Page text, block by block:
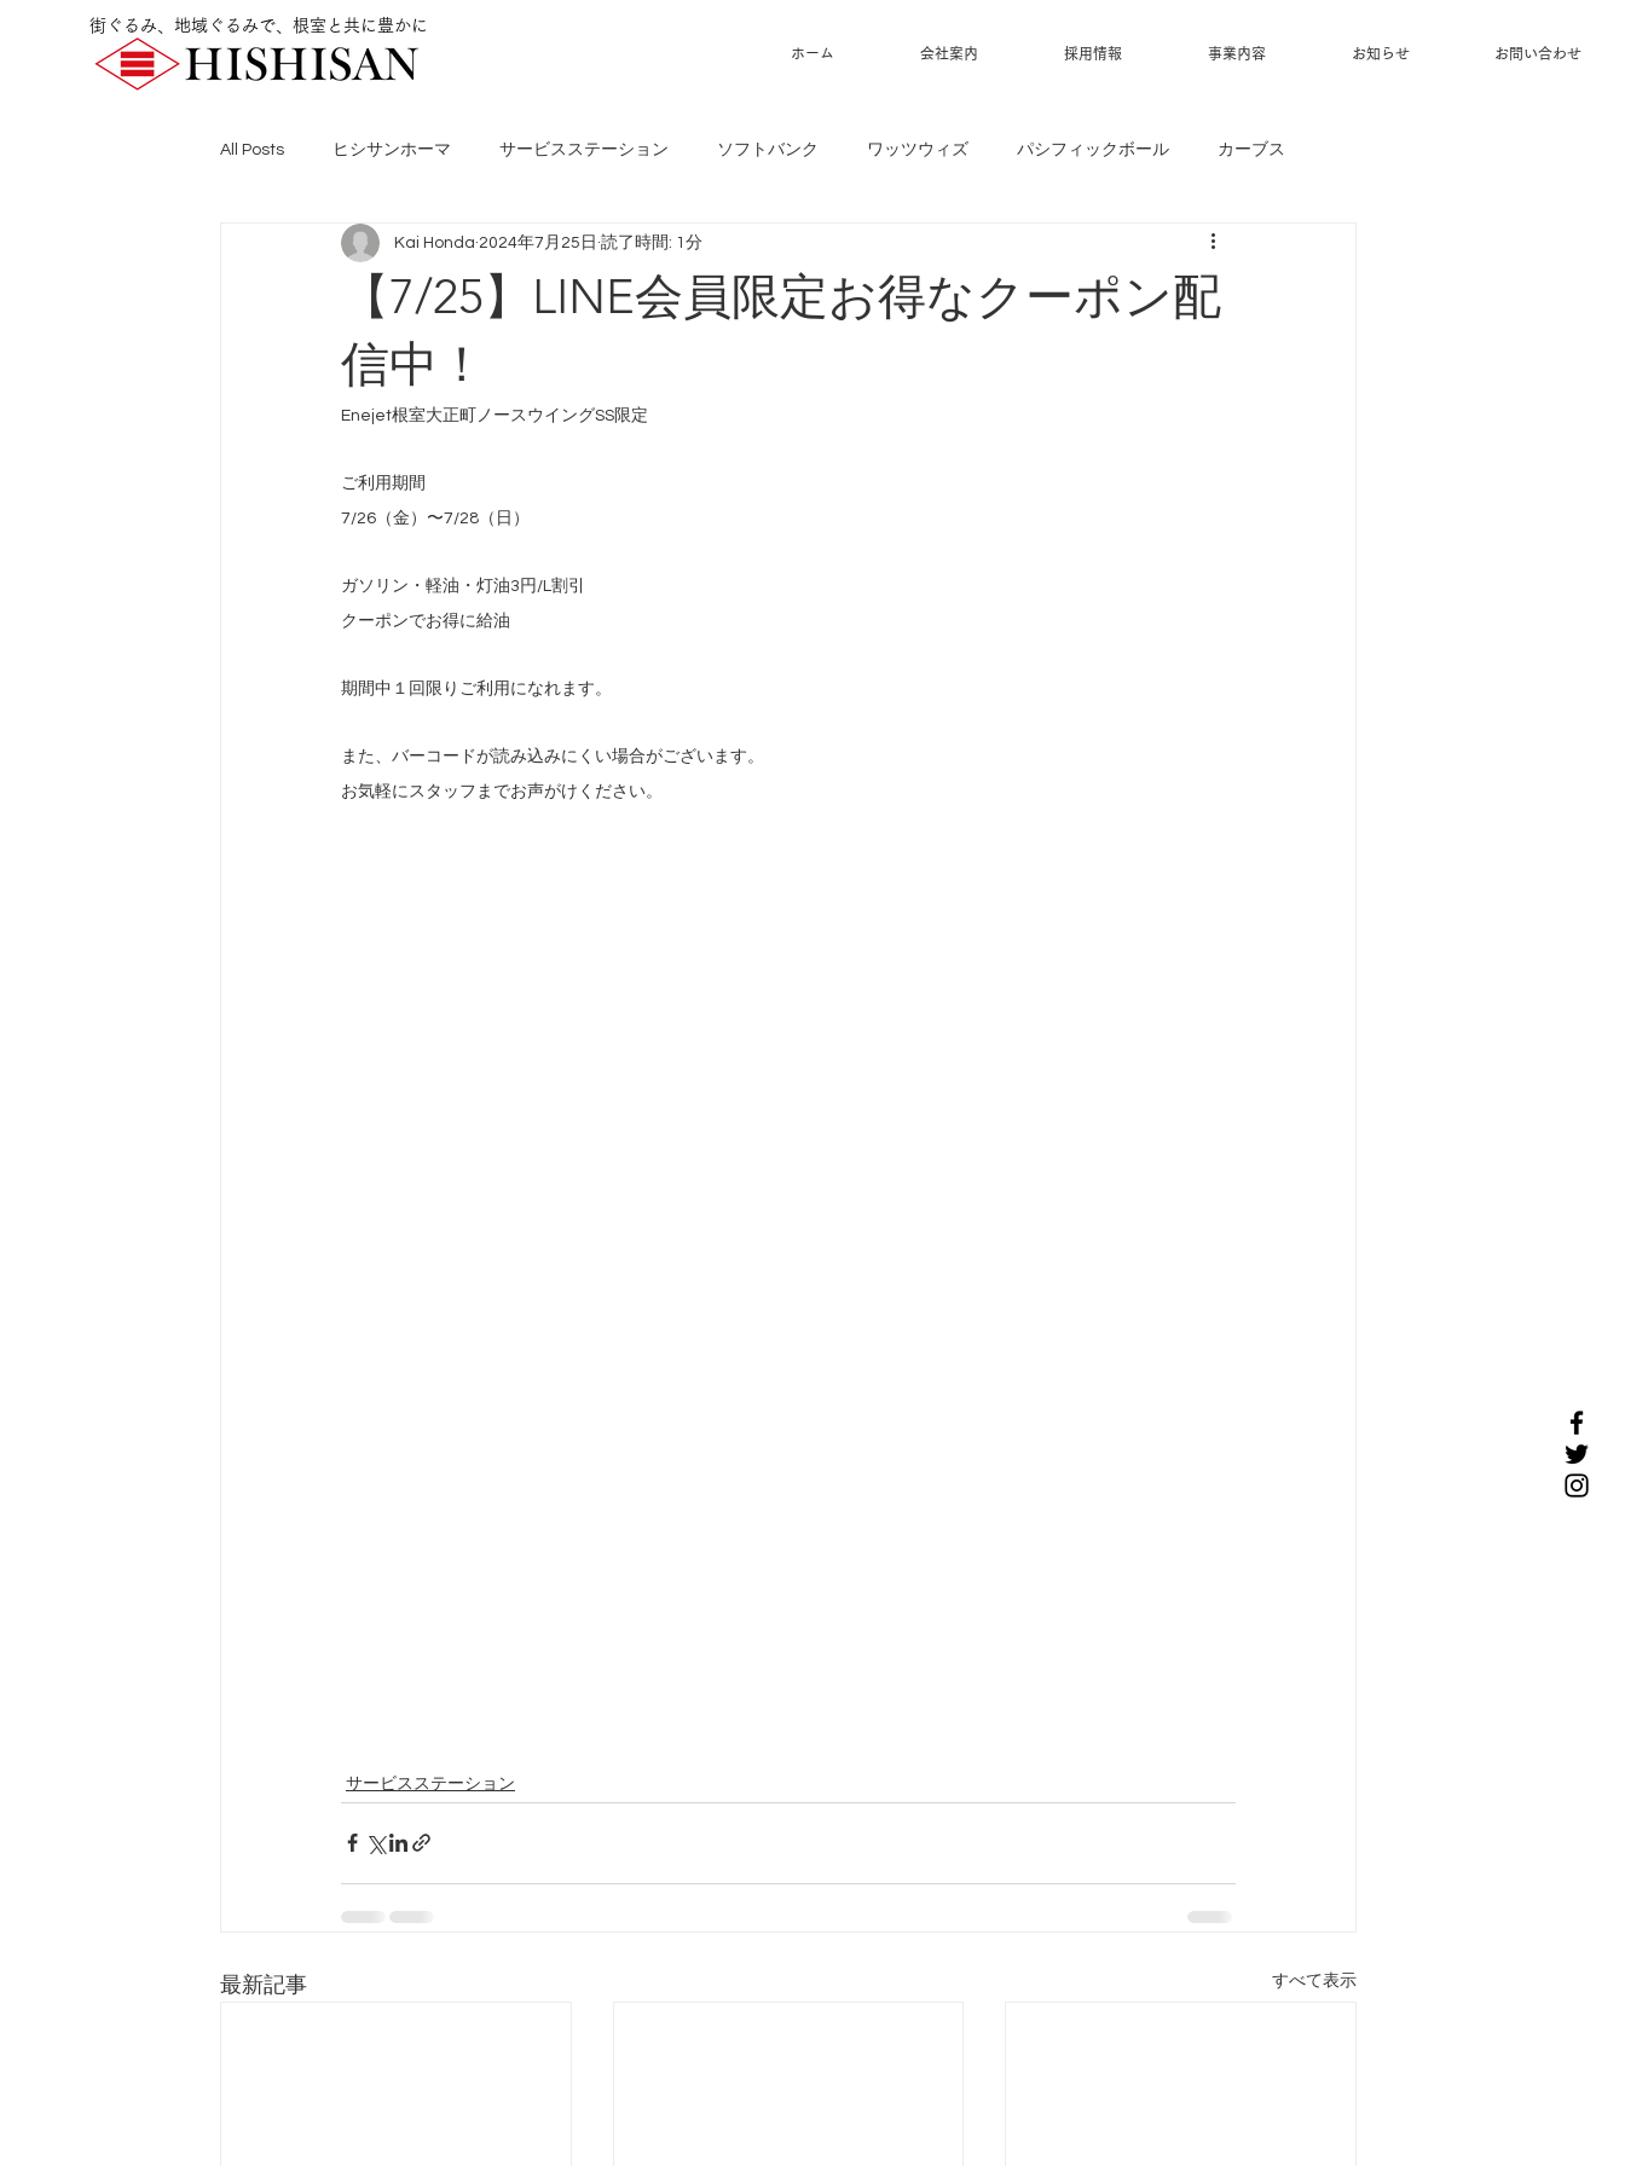
街ぐるみ、地域ぐるみで、根室と共に豊かに
ホーム 会社案内 採用情報 事業内容 お知らせ お問い合わせ
All Posts ヒシサンホーマ サービスステーション ソフトバンク ワッツウィズ パシフィックボール カーブス
【7/25】LINE会員限定お得なクーポン配
信中！
Kai Honda 2024年7月25日 読了時間: 1分
Enejet根室大正町ノースウイングSS限定
ご利用期間
7/26（金）〜7/28（日）
ガソリン・軽油・灯油3円/L割引
クーポンでお得に給油
期間中１回限りご利用になれます。
また、バーコードが読み込みにくい場合がございます。
お気軽にスタッフまでお声がけください。
サービスステーション
最新記事 すべて表示